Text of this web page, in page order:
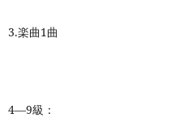
3.楽曲1曲
4—9級：